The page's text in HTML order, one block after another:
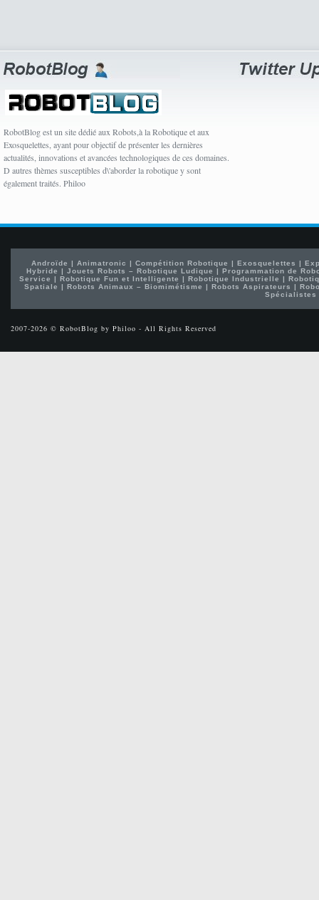
RobotBlog est un site dédié aux Robots,à la Robotique et aux
Exosquelettes, ayant pour objectif de présenter les dernières
actualités, innovations et avancées technologiques de ces domaines.
D autres thèmes susceptibles d\'aborder la robotique y sont
également traités. Philoo
Androïde | Animatronic | Compétition Robotique | Exosquelettes |
Hybride |Jouets Robots – Robotique Ludique |Programmation de
Service | Robotique Fun et Intelligente | Robotique Industrielle |
Spatiale | Robots Animaux – Biomimétisme | Robots Aspirateurs |
Spécialistes
2007-2026 © RobotBlog by Philoo - All Rights Reserved